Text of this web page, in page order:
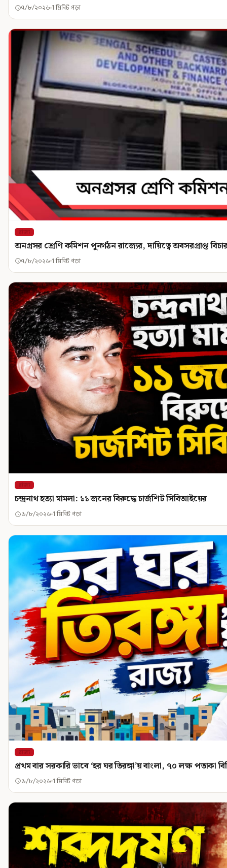
৭/৮/২০২৬ 1 মিনিট পড়া
রাজ্য
অনগ্রসর শ্রেণি কমিশন পুনর্গঠন রাজ্যের, দায়িত্বে অবসরপ্রাপ্ত
৭/৮/২০২৬ 1 মিনিট পড়া
রাজ্য
চন্দ্রনাথ হত্যা মামলা: ১১ জনের বিরুদ্ধে চার্জশিট সিবিআইয়ের
৬/৮/২০২৬ 1 মিনিট পড়া
রাজ্য
প্রথম বার সরকারি ভাবে ‘হর ঘর তিরঙ্গা’য় বাংলা, ৭০ লক্ষ পতাকা
৬/৮/২০২৬ 1 মিনিট পড়া